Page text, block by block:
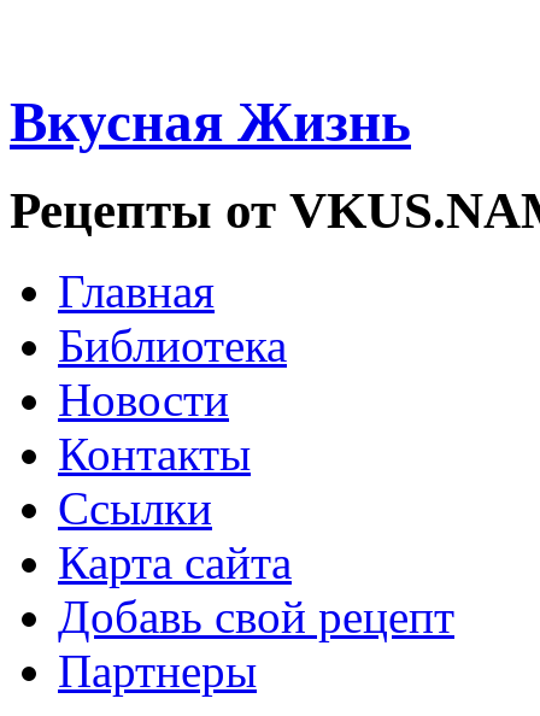
Вкусная Жизнь
Рецепты от
Главная
Библиотека
Новости
Контакты
Ссылки
Карта сайта
Добавь свой рецепт
Партнеры